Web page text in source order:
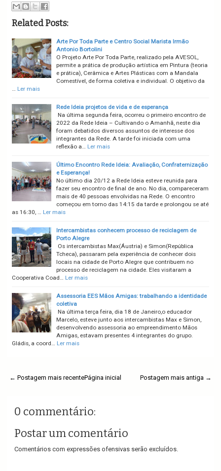
Related Posts:
Arte Por Toda Parte e Centro Social Marista Irmão
Antonio Bortolini
O Projeto Arte Por Toda Parte, realizado pela AVESOL,
permite a prática de produção artística em Pintura (teoria
e prática), Cerâmica e Artes Plásticas com a Mandala
Comestível, de forma coletiva e individual. O objetivo da
Ler mais
Rede Ideia projetos de vida e de esperança
Na última segunda feira, ocorreu o primeiro encontro de
2022 da Rede Ideia – Cultivando o Amanhã, neste dia
foram debatidos diversos assuntos de interesse dos
integrantes da Rede. A tarde foi iniciada com uma
reflexão a…
Ler mais
Último Encontro Rede Ideia: Avaliação, Confraternização
e Esperança!
No último dia 20/12 a Rede Ideia esteve reunida para
fazer seu encontro de final de ano. No dia, compareceram
mais de 40 pessoas envolvidas na Rede. O encontro
começou em torno das 14:15 da tarde e prolongou se até
as 16:30, …
Ler mais
Intercambistas conhecem processo de reciclagem de
Porto Alegre
Os intercambistas Max(Áustria) e Simon(República
Tcheca), passaram pela experiência de conhecer dois
locais na cidade de Porto Alegre que contribuem no
processo de reciclagem na cidade. Eles visitaram a
Cooperativa Coad…
Ler mais
Assessoria EES Mãos Amigas: trabalhando a identidade
coletiva
Na última terça feira, dia 18 de Janeiro,o educador
Marcelo, esteve junto aos intercambistas Max e Simon,
desenvolvendo assessoria ao empreendimento Mãos
Amigas, estavam presentes 4 integrantes do grupo.
Gládis, a coord…
Ler mais
← Postagem mais recente Postagem mais antiga →
Página inicial
0 commentário:
Postar um comentário
Comentários com expressões ofensivas serão excluídos.